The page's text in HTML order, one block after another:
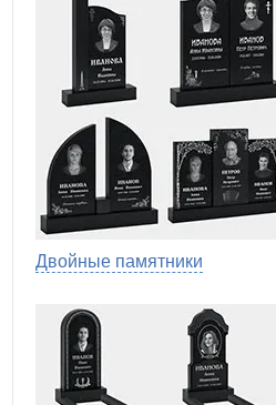
Двойные памятники